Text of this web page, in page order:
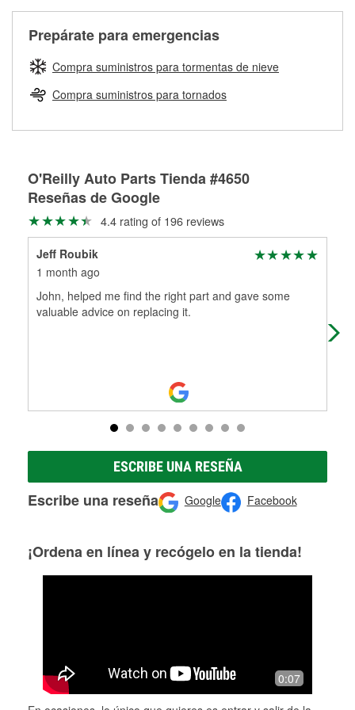
partes de reemplazo correctas para tu reparación.
Rectificación de tambores y discos de freno
Prepárate para emergencias
Compra suministros para tormentas de nieve
Compra suministros para tornados
O'Reilly Auto Parts Tienda #4650
Reseñas de Google
4.4 rating of 196 reviews
Jeff Roubik
1 month ago
John, helped me find the right part and gave some
valuable advice on replacing it.
ESCRIBE UNA RESEÑA
Escribe una reseña Google Facebook
¡Ordena en línea y recógelo en la tienda!
0:07